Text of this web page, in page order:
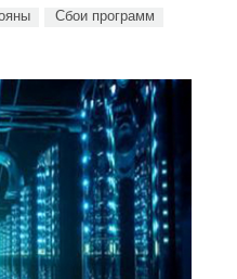
Сбои программ